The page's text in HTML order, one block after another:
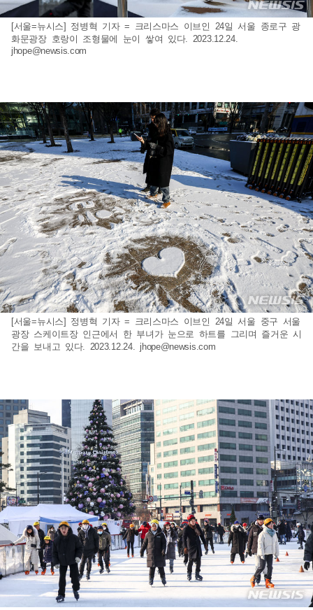
[서울=뉴시스] 정병혁 기자 = 크리스마스 이브인 24일 서울 종로구 광
화문광장 호랑이 조형물에 눈이 쌓여 있다. 2023.12.24.
jhope@newsis.com
[서울=뉴시스] 정병혁 기자 = 크리스마스 이브인 24일 서울 중구 서울
광장 스케이트장 인근에서 한 부녀가 눈으로 하트를 그리며 즐거운 시
간을 보내고 있다. 2023.12.24. jhope@newsis.com